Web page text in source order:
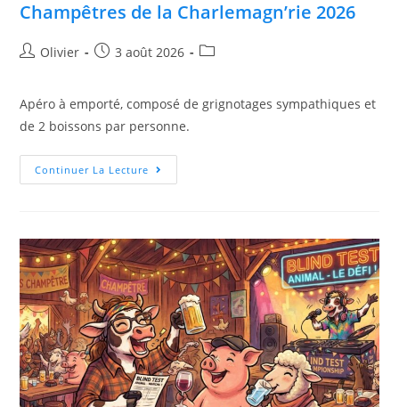
Champêtres de la Charlemagn’rie 2026
Olivier 3 août 2026
Apéro à emporté, composé de grignotages sympathiques et
de 2 boissons par personne.
Continuer La Lecture